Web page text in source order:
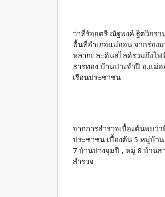
ว่าที่ร้อยตรี ณัฐพงค์ ฐิตวิกรา
พื้นที่อำเภอแม่ออน จากร่อง
หลากและดินสไลด์รวมถึงไ
ธารทอง บ้านปางจำปี อ.แม่
เรือนประชาชน
จากการสำรวจเบื้องต้นพบว่
ประชาชน เบื้องต้น 5 หมู่บ้า
7 บ้านปางจุมปี , หมู่ 8 บ้านธ
สำรวจ